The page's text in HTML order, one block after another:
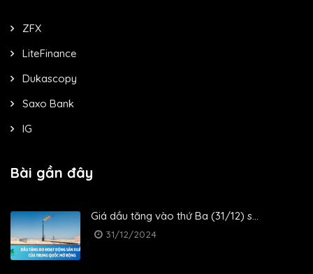
ZFX
LiteFinance
Dukascopy
Saxo Bank
IG
Bài gần đây
Giá dầu tăng vào thứ Ba (31/12) s...
31/12/2024